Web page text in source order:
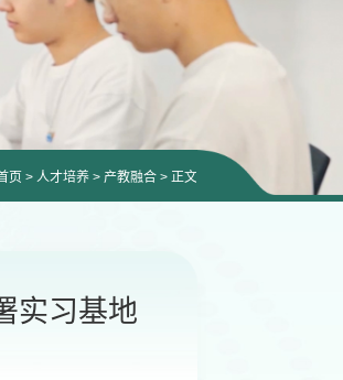
页 > 人才培养 > 产教融合 > 正文
实习基地